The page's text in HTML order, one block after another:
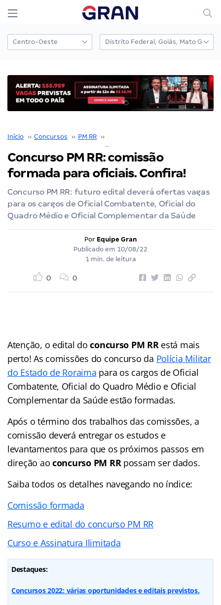
Início ›› Concursos ›› PM RR ››
Concurso PM RR: comissão
formada para oficiais. Confira!
Concurso PM RR: futuro edital deverá ofertas vagas
para os cargos de Oficial Combatente, Oficial do
Quadro Médio e Oficial Complementar da Saúde
Por Equipe Gran
Publicado em 10/08/22
1 min. de leitura
0 0
Atenção, o edital doconcurso PM RRestá mais
perto! As comissões do concurso da Polícia Militar
do Estado de Roraima para os cargos de Oficial
Combatente, Oficial do Quadro Médio e Oficial
Complementar da Saúde estão formadas.
Após o término dos trabalhos das comissões, a
comissão deverá entregar os estudos e
levantamentos para que os próximos passos em
direção aoconcurso PM RRpossam ser dados.
Saiba todos os detalhes navegando no índice:
Comissão formada
Resumo e edital do concurso PM RR
Curso e Assinatura Ilimitada
Destaques:
Concursos 2022: várias oportunidades e editais previstos.